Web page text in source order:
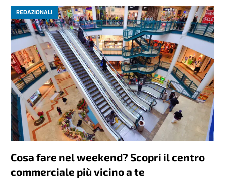
REDAZIONALI
Cosa fare nel weekend? Scopri il centro
commerciale più vicino a te